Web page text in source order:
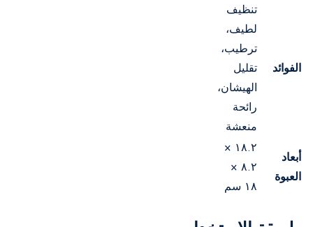
الفوائد
تنظيف
لطيف،
ترطيب،
تقليل
الهيشان،
رائحة
منعشة
أبعاد
العبوة
١٨.٢ ×
٨.٢ ×
١٨ سم